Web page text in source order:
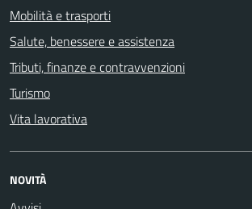
Mobilità e trasporti
Salute, benessere e assistenza
Tributi, finanze e contravvenzioni
Turismo
Vita lavorativa
NOVITÀ